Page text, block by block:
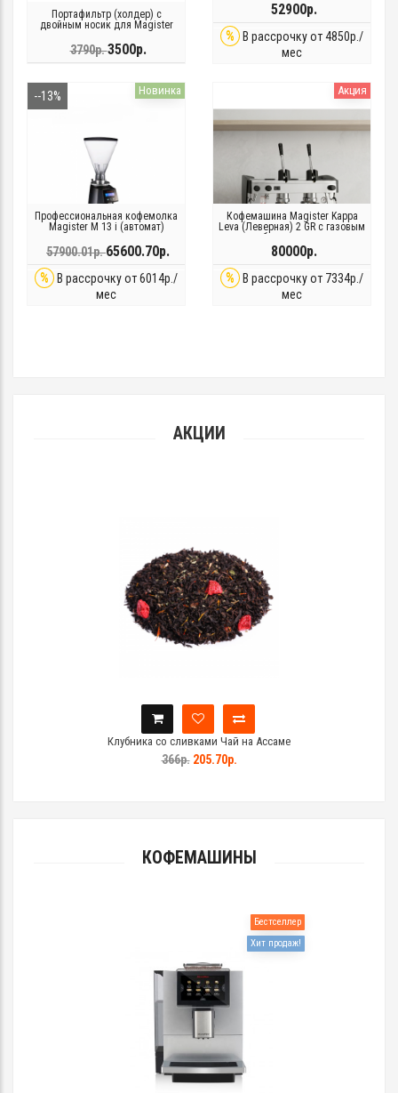
Портафильтр (холдер) с
двойным носик для Magister
3790р.3500р.
52900р.
%
В рассрочку от 4850р./
мес
Новинка
--13%
Профессиональная кофемолка
Magister M 13 i (автомат)
57900.01р.65600.70р.
%
В рассрочку от 6014р./
мес
Акция
Кофемашина Magister Kappa
Leva (Леверная) 2 GR с газовым
оборудованием
80000р.
%
В рассрочку от 7334р./
мес
АКЦИИ
Клубника со сливками Чай на Ассаме
366р.205.70р.
КОФЕМАШИНЫ
Бестселлер
Хит продаж!